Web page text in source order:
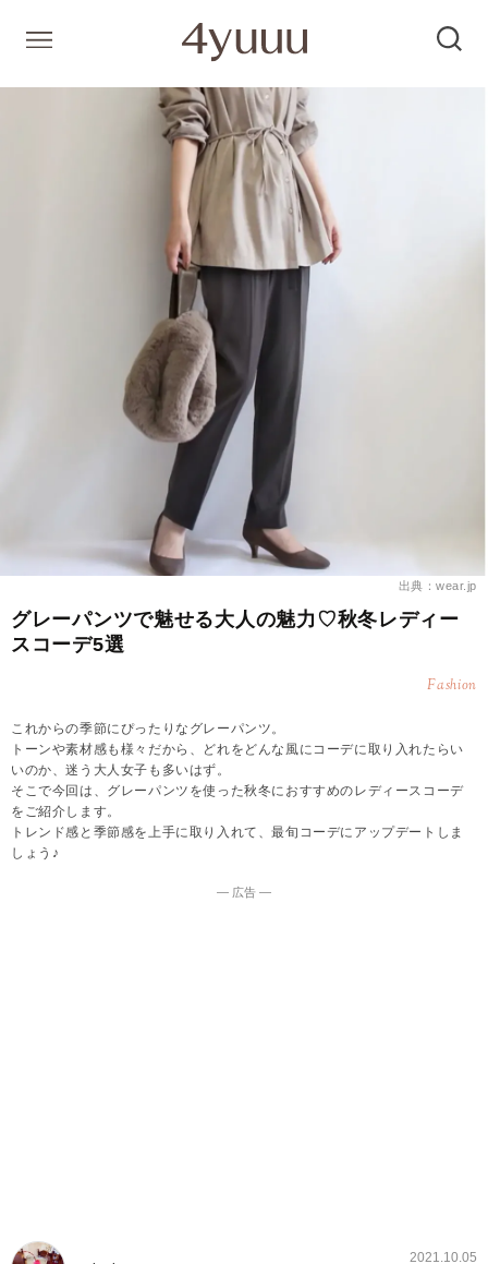
出典：wear.jp
グレーパンツで魅せる大人の魅力♡秋冬レディー
スコーデ5選
Fashion
これからの季節にぴったりなグレーパンツ。
トーンや素材感も様々だから、どれをどんな風にコーデに取り入れたらい
いのか、迷う大人女子も多いはず。
そこで今回は、グレーパンツを使った秋冬におすすめのレディースコーデ
をご紹介します。
トレンド感と季節感を上手に取り入れて、最旬コーデにアップデートしま
しょう♪
― 広告 ―
2021.10.05